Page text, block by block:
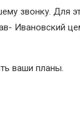
звонку. Для
Ивановский
ваши планы.